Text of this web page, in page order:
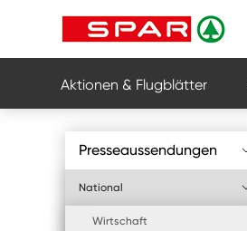
Aktionen & Flugblätter
Presseaussendungen
National
Wirtschaft